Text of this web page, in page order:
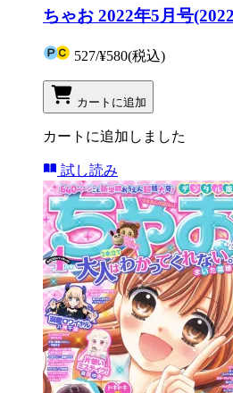
ちゃお 2022年5月号
527/¥580(税込)
カートに追加
カートに追加しました
試し読み